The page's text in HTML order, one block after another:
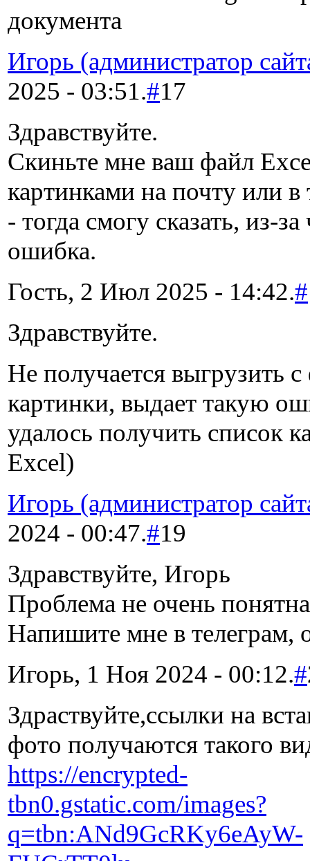
документа
Игорь (администратор
2025 - 03:51.#17
Здравствуйте.
Скиньте мне ваш файл
картинками на почту или в
- тогда смогу сказать, из-за
ошибка.
Гость, 2 Июл 2025 - 14:42.#
Здравствуйте.
Не получается выгрузить
картинки, выдает такую
удалось получить список
Excel)
Игорь (администратор
2024 - 00:47.#19
Здравствуйте, Игорь
Проблема не очень
Напишите мне в телеграм,
Игорь, 1 Ноя 2024 - 00:12.#
Здраствуйте,ссылки на
фото получаются такого
https://encrypted-
tbn0.gstatic.com/images?
q=tbn:ANd9GcRKy6eAyW-